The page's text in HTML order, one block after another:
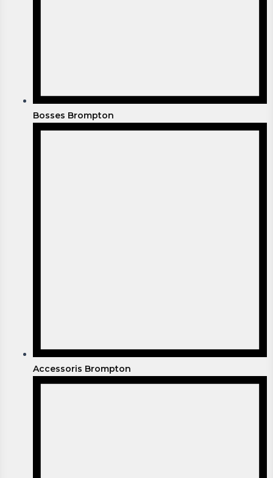
Bosses Brompton
Accessoris Brompton